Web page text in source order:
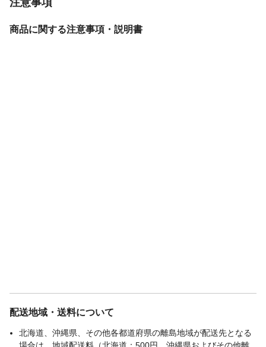
商品に関する注意事項・説明書
配送地域・送料について
北海道、沖縄県、その他各都道府県の離島地域が配送先となる